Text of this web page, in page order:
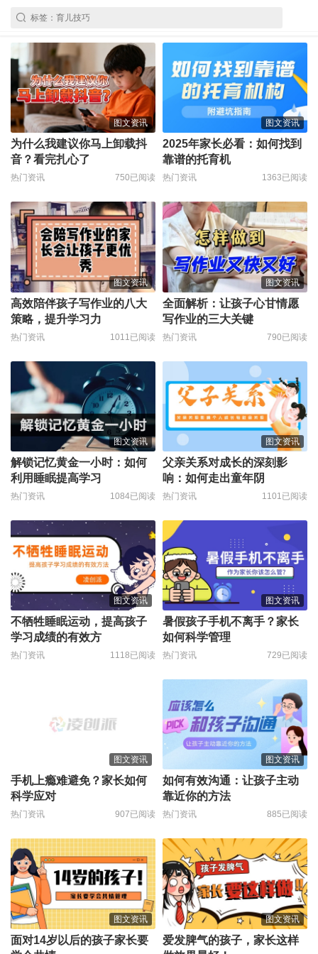
图文资讯
为什么我建议你马上卸载抖
音？看完扎心了
热门资讯 750已阅读
图文资讯
2025年家长必看：如何找到
靠谱的托育机
热门资讯 1363已阅读
图文资讯
高效陪伴孩子写作业的八大
策略，提升学习力
热门资讯 1011已阅读
图文资讯
全面解析：让孩子心甘情愿
写作业的三大关键
热门资讯 790已阅读
图文资讯
解锁记忆黄金一小时：如何
利用睡眠提高学习
热门资讯 1084已阅读
图文资讯
父亲关系对成长的深刻影
响：如何走出童年阴
热门资讯 1101已阅读
图文资讯
不牺牲睡眠运动，提高孩子
学习成绩的有效方
热门资讯 1118已阅读
图文资讯
暑假孩子手机不离手？家长
如何科学管理
热门资讯 729已阅读
图文资讯
手机上瘾难避免？家长如何
科学应对
热门资讯 907已阅读
图文资讯
如何有效沟通：让孩子主动
靠近你的方法
热门资讯 885已阅读
图文资讯
面对14岁以后的孩子家长要
图文资讯
爱发脾气的孩子，家长这样